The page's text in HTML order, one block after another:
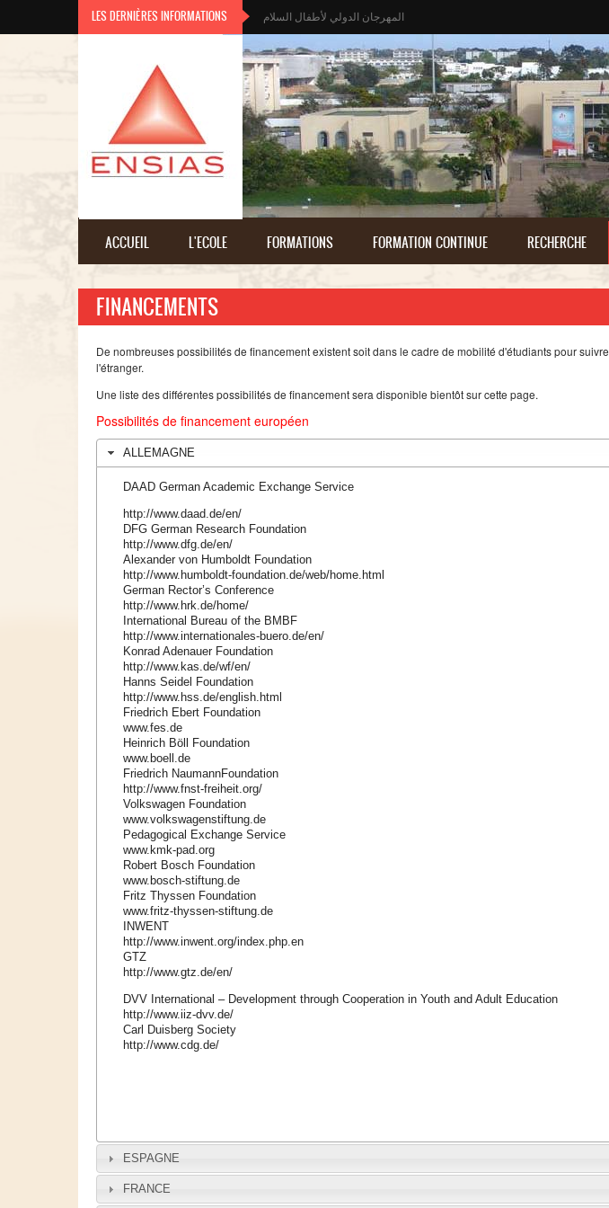
Aller au contenu principal
LES DERNIÈRES INFORMATIONS المهرجان الدولي لأطفال السلام
ACCUEIL L'ECOLE FORMATIONS FORMATION CONTINUE RECHERCHE
FINANCEMENTS
De nombreusespossibilitésde financementexistentsoitdansle cadre de mobilité d'étudiantspoursuivre
l'étranger.
Une liste desdifférentespossibilitésde financementsera disponible bientôtsurcette page.
Possibilités de financement européen
ALLEMAGNE
DAAD German Academic Exchange Service
http://www.daad.de/en/
DFG German Research Foundation
http://www.dfg.de/en/
Alexander von Humboldt Foundation
http://www.humboldt-foundation.de/web/home.html
German Rector’s Conference
http://www.hrk.de/home/
International Bureau of the BMBF
http://www.internationales-buero.de/en/
Konrad Adenauer Foundation
http://www.kas.de/wf/en/
Hanns Seidel Foundation
http://www.hss.de/english.html
Friedrich Ebert Foundation
www.fes.de
Heinrich Böll
Foundation
www.boell.de
Friedrich NaumannFoundation
http://www.fnst-freiheit.org/
Volkswagen Foundation
www.volkswagenstiftung.de
Pedagogical Exchange Service
www.kmk-pad.org
Robert Bosch Foundation
www.bosch-stiftung.de
FritzThyssen Foundation
www.fritz-thyssen-stiftung.de
INWENT
http://www.inwent.org/index.php.en
GTZ
http://www.gtz.de/en/
DVV International – Development through Cooperation in Youth and Adult Education
http://www.iiz-dvv.de/
Carl Duisberg Society
http://www.cdg.de/
ESPAGNE
FRANCE